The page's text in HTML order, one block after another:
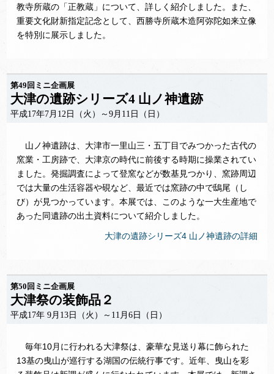
教寺所蔵の「正教蔵」について、詳しく紹介しました。また、
重要文化財新指定記念として、西勝寺所蔵木造阿弥陀如来立像
を特別に展示しました。
第49回ミニ企画展
大津の遺跡シリーズ4 山ノ神遺跡
平成17年7月12日（火）～9月11日（日）
山ノ神遺跡は、大津市一里山三・五丁目でみつかった古代の
窯業・工房跡で、大津京の時代に前後する時期に操業されてい
ました。発掘調査によって登窯などが数基見つかり、窯跡周辺
では大量の生活容器や硯など、最近では窯跡の中で鴟尾（し
び）が見つかっています。本展では、このような一大生産地で
あった同遺跡の出土資料について紹介しました。
大津の遺跡シリーズ4 山ノ神遺跡の詳細
第50回ミニ企画展
大津祭の装飾品２
平成17年 9月13日（火）～11月6日（日）
毎年10月に行われる大津祭は、豪華な見送り幕に飾られた
13基の曳山が巡行する湖国の伝統行事です。近年、曳山を彩